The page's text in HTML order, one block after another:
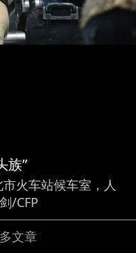
族”
火车站候车室，人
/CFP
文章